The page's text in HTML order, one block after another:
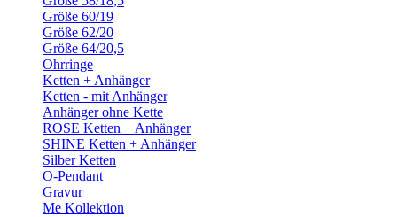
Größe 60/19
Größe 62/20
Größe 64/20,5
Ohrringe
Ketten + Anhänger
Ketten - mit Anhänger
Anhänger ohne Kette
ROSE Ketten + Anhänger
SHINE Ketten + Anhänger
Silber Ketten
O-Pendant
Gravur
Me Kollektion